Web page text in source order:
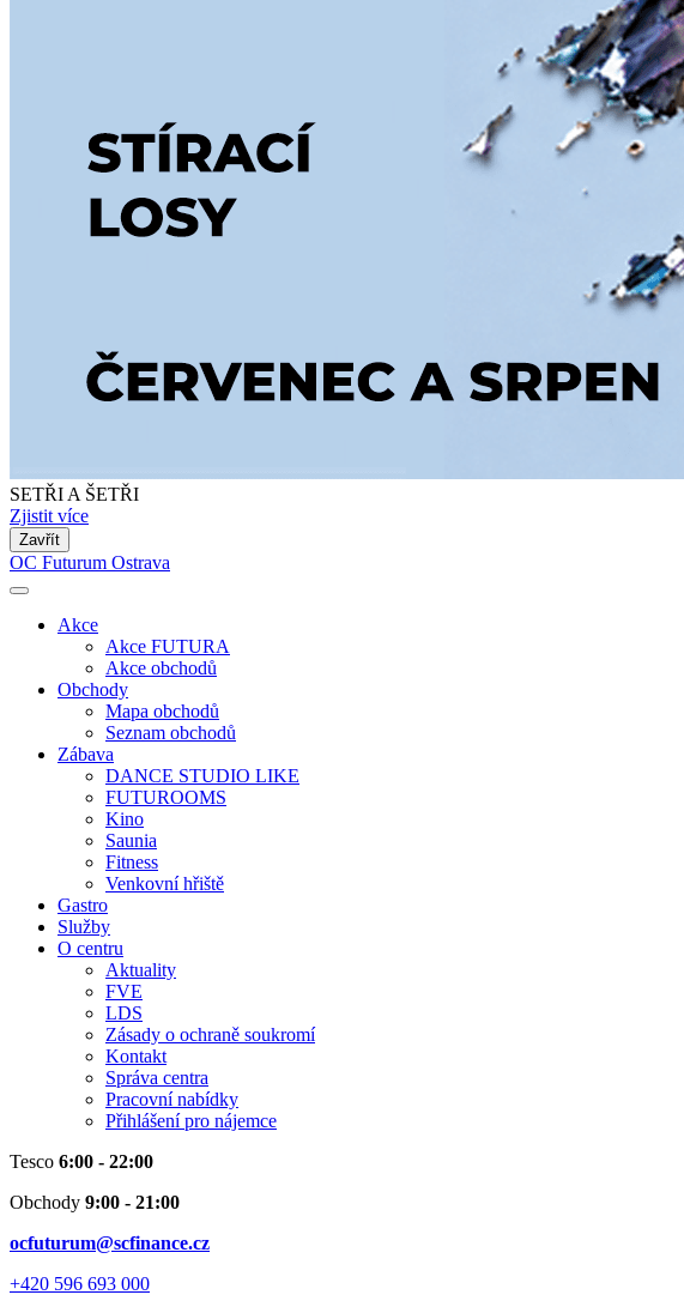
SETŘI A ŠETŘI
Zjistit více
Zavřít
OC Futurum Ostrava
Akce
Akce FUTURA
Akce obchodů
Obchody
Mapa obchodů
Seznam obchodů
Zábava
DANCE STUDIO LIKE
FUTUROOMS
Kino
Saunia
Fitness
Venkovní hřiště
Gastro
Služby
O centru
Aktuality
FVE
LDS
Zásady o ochraně soukromí
Kontakt
Správa centra
Pracovní nabídky
Přihlášení pro nájemce
Tesco 6:00 - 22:00
Obchody 9:00 - 21:00
ocfuturum@scfinance.cz
+420 596 693 000